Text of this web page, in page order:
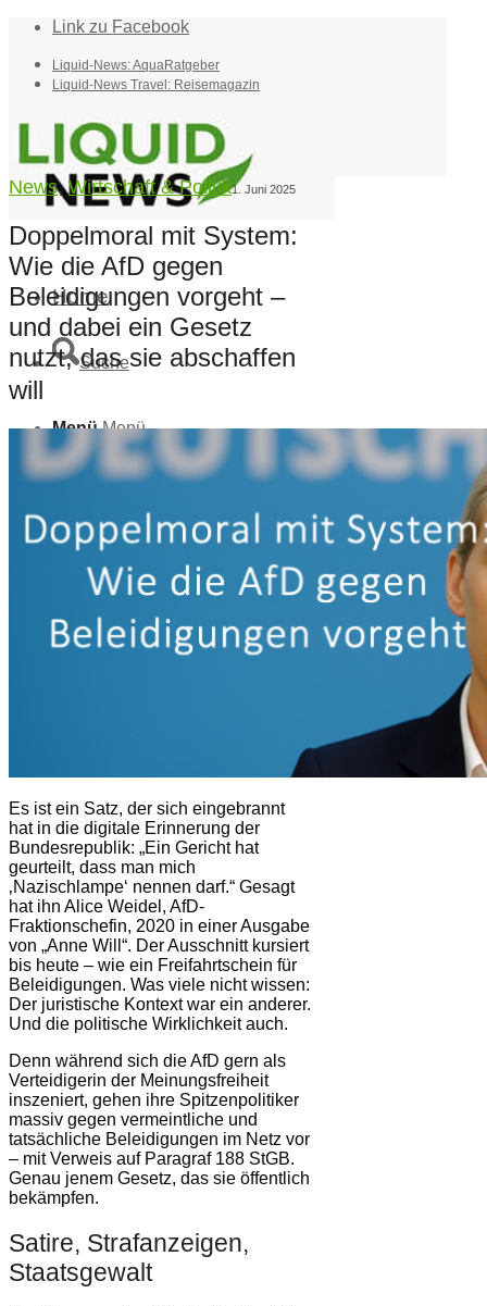
Link zu Facebook
Liquid-News: AquaRatgeber
Liquid-News Travel: Reisemagazin
Home
Suche
Menü Menü
News,Wirtschaft & Politik1. Juni 2025
Doppelmoral mit System:
Wie die AfD gegen
Beleidigungen vorgeht –
und dabei ein Gesetz
nutzt, das sie abschaffen
will
Es ist ein Satz, der sich eingebrannt
hat in die digitale Erinnerung der
Bundesrepublik: „Ein Gericht hat
geurteilt, dass man mich
‚Nazischlampe‘ nennen darf.“ Gesagt
hat ihn Alice Weidel, AfD-
Fraktionschefin, 2020 in einer Ausgabe
von „Anne Will“. Der Ausschnitt kursiert
bis heute – wie ein Freifahrtschein für
Beleidigungen. Was viele nicht wissen:
Der juristische Kontext war ein anderer.
Und die politische Wirklichkeit auch.
Denn während sich die AfD gern als
Verteidigerin der Meinungsfreiheit
inszeniert, gehen ihre Spitzenpolitiker
massiv gegen vermeintliche und
tatsächliche Beleidigungen im Netz vor
– mit Verweis auf Paragraf 188 StGB.
Genau jenem Gesetz, das sie öffentlich
bekämpfen.
Satire, Strafanzeigen,
Staatsgewalt